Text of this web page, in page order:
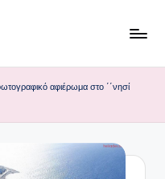
αφιέρωμα στο ΄΄νησί